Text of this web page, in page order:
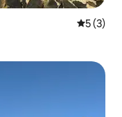
Note
5 (3)